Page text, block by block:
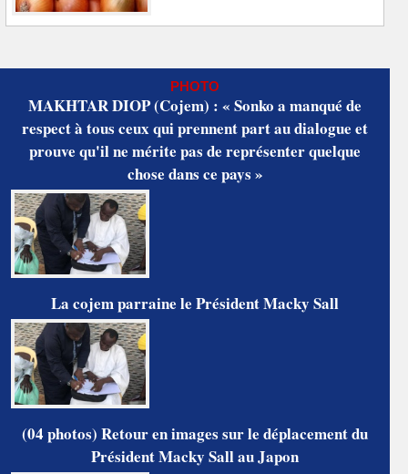
PHOTO
MAKHTAR DIOP (Cojem) : « Sonko a manqué de
respect à tous ceux qui prennent part au dialogue et
prouve qu'il ne mérite pas de représenter quelque
chose dans ce pays »
La cojem parraine le Président Macky Sall
(04 photos) Retour en images sur le déplacement du
Président Macky Sall au Japon